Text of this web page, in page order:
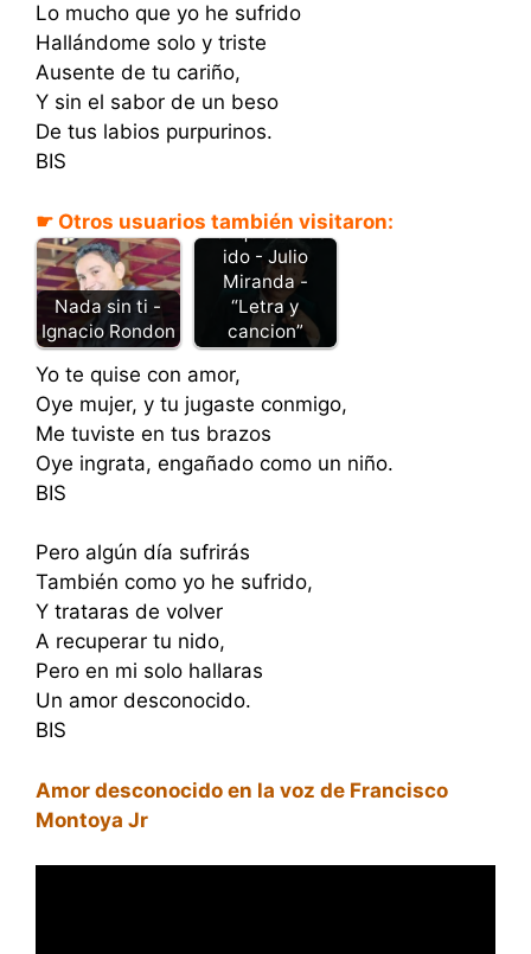
Lo mucho que yo he sufrido
Hallándome solo y triste
Ausente de tu cariño,
Y sin el sabor de un beso
De tus labios purpurinos.
BIS
☛ Otros usuarios también visitaron:
Nada sin ti -
Ignacio Rondon
Por que te has
ido - Julio
Miranda -
“Letra y
cancion”
Yo te quise con amor,
Oye mujer, y tu jugaste conmigo,
Me tuviste en tus brazos
Oye ingrata, engañado como un niño.
BIS
Pero algún día sufrirás
También como yo he sufrido,
Y trataras de volver
A recuperar tu nido,
Pero en mi solo hallaras
Un amor desconocido.
BIS
Amor desconocido en la voz de Francisco
Montoya Jr